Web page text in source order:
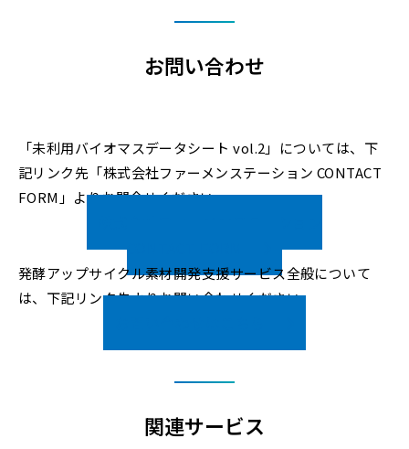
お問い合わせ
「未利用バイオマスデータシート vol.2」については、下
記リンク先「株式会社ファーメンステーション CONTACT
FORM」よりお問合せください。
CONTACT FORM
発酵アップサイクル素材開発支援サービス全般について
は、下記リンク先よりお問い合わせください。
関連サービス